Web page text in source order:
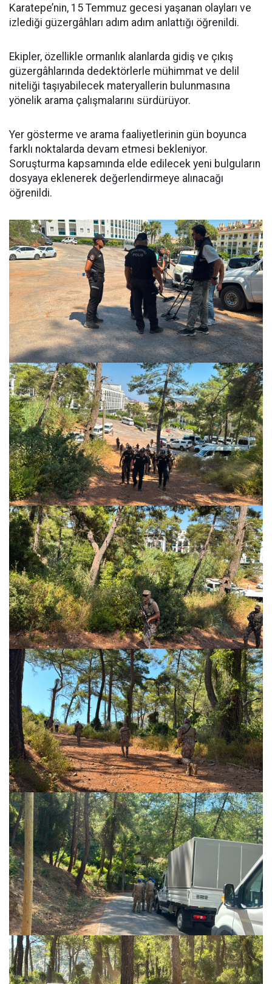
Karatepe’nin, 15 Temmuz gecesi yaşanan olayları ve
izlediği güzergâhları adım adım anlattığı öğrenildi.
Ekipler, özellikle ormanlık alanlarda gidiş ve çıkış
güzergâhlarında dedektörlerle mühimmat ve delil
niteliği taşıyabilecek materyallerin bulunmasına
yönelik arama çalışmalarını sürdürüyor.
Yer gösterme ve arama faaliyetlerinin gün boyunca
farklı noktalarda devam etmesi bekleniyor.
Soruşturma kapsamında elde edilecek yeni bulguların
dosyaya eklenerek değerlendirmeye alınacağı
öğrenildi.